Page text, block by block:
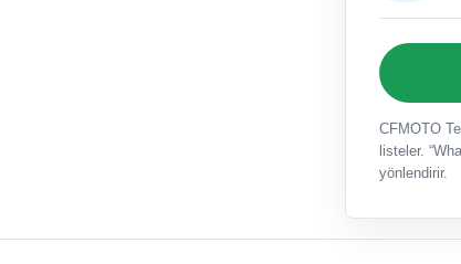
CFMOTO
listeler.
yönlendirir.